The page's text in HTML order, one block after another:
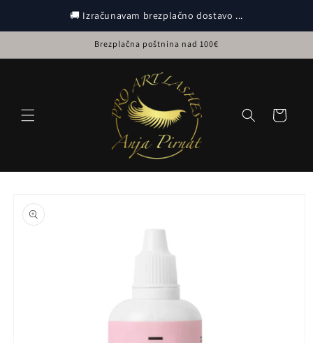
🚚 Izračunavam brezplačno dostavo ...
Brezplačna poštnina nad 100€
Košarica
informacije
o izdelku